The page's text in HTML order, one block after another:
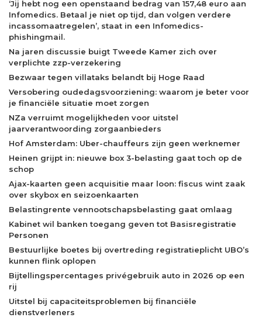
‘Jij hebt nog een openstaand bedrag van 157,48 euro aan
Infomedics. Betaal je niet op tijd, dan volgen verdere
incassomaatregelen’, staat in een Infomedics-
phishingmail.
Na jaren discussie buigt Tweede Kamer zich over
verplichte zzp-verzekering
Bezwaar tegen villataks belandt bij Hoge Raad
Versobering oudedagsvoorziening: waarom je beter voor
je financiële situatie moet zorgen
NZa verruimt mogelijkheden voor uitstel
jaarverantwoording zorgaanbieders
Hof Amsterdam: Uber-chauffeurs zijn geen werknemer
Heinen grijpt in: nieuwe box 3-belasting gaat toch op de
schop
Ajax-kaarten geen acquisitie maar loon: fiscus wint zaak
over skybox en seizoenkaarten
Belastingrente vennootschapsbelasting gaat omlaag
Kabinet wil banken toegang geven tot Basisregistratie
Personen
Bestuurlijke boetes bij overtreding registratieplicht UBO’s
kunnen flink oplopen
Bijtellingspercentages privégebruik auto in 2026 op een
rij
Uitstel bij capaciteitsproblemen bij financiële
dienstverleners